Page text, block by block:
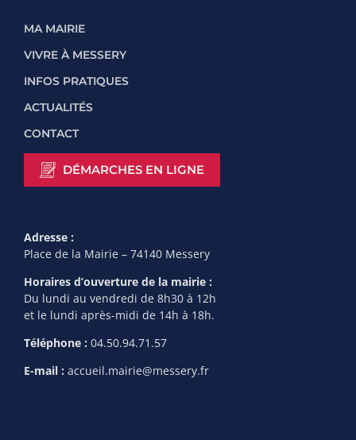
MA MAIRIE
VIVRE À MESSERY
INFOS PRATIQUES
ACTUALITÉS
CONTACT
DÉMARCHES EN LIGNE
Adresse :
Place de la Mairie – 74140 Messery
Horaires d’ouverture de la mairie :
Du lundi au vendredi de 8h30 à 12h
et le lundi après-midi de 14h à 18h.
Téléphone : 04.50.94.71.57
E-mail : accueil.mairie@messery.fr